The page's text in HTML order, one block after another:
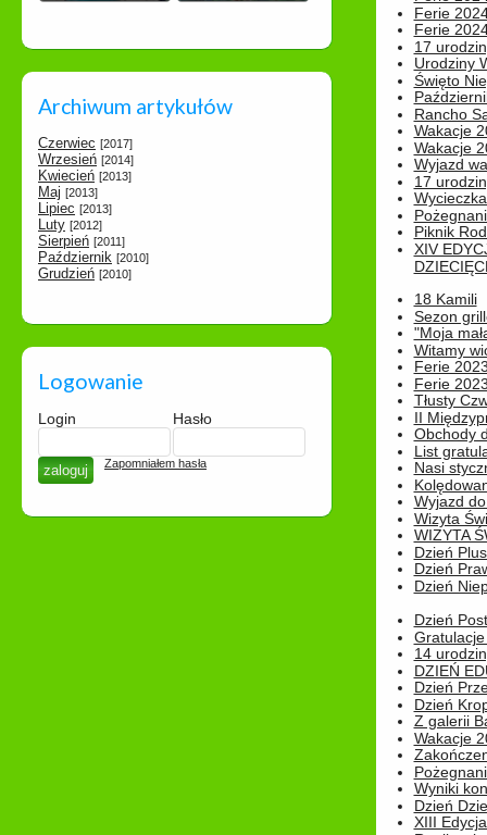
Archiwum artykułów
Czerwiec [2017]
Wrzesień [2014]
Kwiecień [2013]
Maj [2013]
Lipiec [2013]
Luty [2012]
Sierpień [2011]
Październik [2010]
Grudzień [2010]
Logowanie
Login Hasło
Zapomniałem hasła
Ferie
Ferie
17
Urodziny
Święto
Rancho
Wakacje
Wakacje
Wyjazd
17
Piknik
XIV
18 Kamili
Sezon
"Moja
Witamy
Ferie
Ferie
Tłusty
II
Obchody
List
Nasi
Wyjazd
Wizyta
WIZYTA
Dzień
Dzień
Dzień
Dzień
14
DZIEŃ
Dzień
Dzień
Z galerii
Wakacje
Wyniki
Dzień
XIII